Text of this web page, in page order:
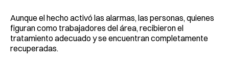
Aunque el hecho activó las alarmas, las personas, quienes
figuran como trabajadores del área, recibieron el
tratamiento adecuado y se encuentran completamente
recuperadas.